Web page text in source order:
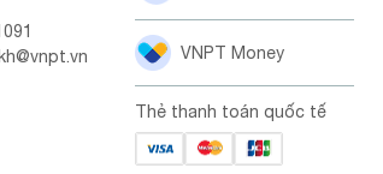
VNPT Money
Thẻ thanh toán quốc tế